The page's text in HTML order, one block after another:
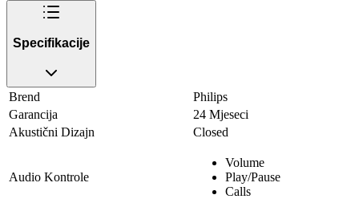
Specifikacije
Brend
Philips
Garancija
24 Mjeseci
Akustični Dizajn
Closed
Audio Kontrole
Volume
Play/Pause
Calls